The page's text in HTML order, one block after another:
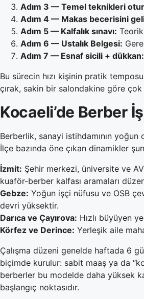
Adım 3 — Temel teknikleri
Adım 4 — Makas becerisini
Adım 5 — Kalfalık sınavı:
Adım 6 — Ustalık Belgesi:
Adım 7 — Esnaf sicili + dükkan:
Bu sürecin hızı kişinin pratik
çırak, sakin bir salondakine göre
Kocaeli’de Berber
Berberlik, sanayi istihdamının
İlçe bazında öne çıkan dinamikler
İzmit: Şehir merkezi, üniversite ve
kuaför-berber kalfası aramaları
Gebze: Yoğun işçi nüfusu ve OSB
devri yüksektir.
Darıca ve Çayırova: Hızlı büyüyen
Körfez ve Derince: Yerleşik aile
Çalışma düzeni genelde haftada 6
biçimde kurulur: sabit maaş ya da
berberler bu modelde daha yüksek
başlangıç noktasıdır.